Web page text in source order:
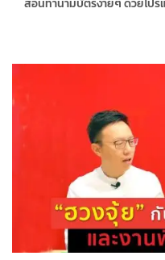
สอนทำนามบัตรง่ายๆ ด้วยโป